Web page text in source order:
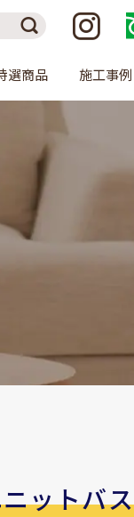
選商品 施工事例
ットバ